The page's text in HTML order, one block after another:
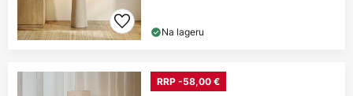
Na lageru
RRP -58,00 €